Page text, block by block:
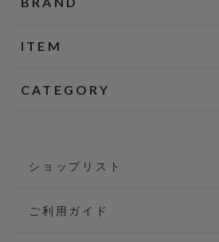
ITEM
CATEGORY
ショップリスト
ご利用ガイド